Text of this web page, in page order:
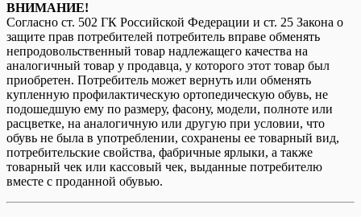
ВНИМАНИЕ!
Согласно ст. 502 ГК Российской Федерации и ст. 25 Закона о
защите прав потребителей потребитель вправе обменять
непродовольственный товар надлежащего качества на
аналогичный товар у продавца, у которого этот товар был
приобретен. Потребитель может вернуть или обменять
купленную профилактическую ортопедическую обувь, не
подошедшую ему по размеру, фасону, модели, полноте или
расцветке, на аналогичную или другую при условии, что
обувь не была в употреблении, сохранены ее товарный вид,
потребительские свойства, фабричные ярлыки, а также
товарный чек или кассовый чек, выданные потребителю
вместе с проданной обувью.